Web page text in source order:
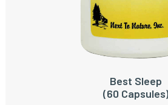
LEES VERDER
Best Sleep
(60 Capsules)